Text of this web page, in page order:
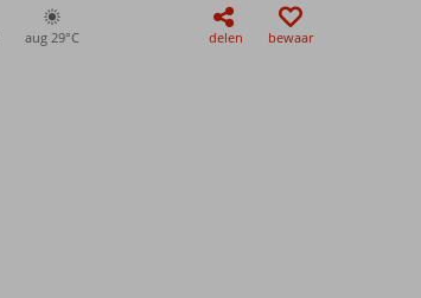
aug 29°C delen bewaar